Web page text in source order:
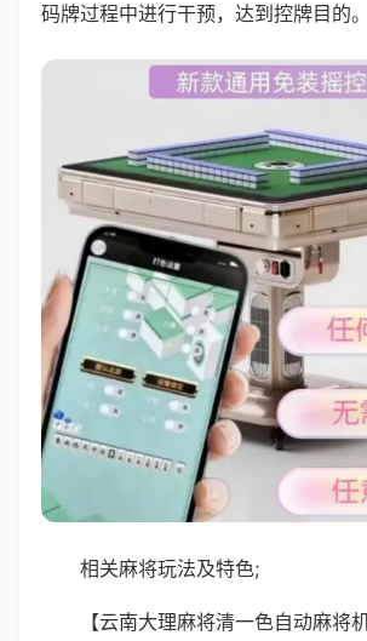
码牌过程中进行干预，达到控牌目的。
相关麻将玩法及特色;
【云南大理麻将清一色自动麻将